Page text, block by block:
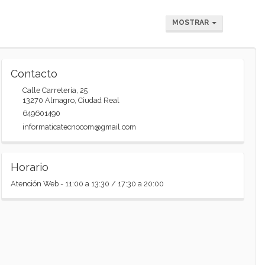
MOSTRAR
Contacto
Calle Carretería, 25
13270 Almagro, Ciudad Real
649601490
informaticatecnocom@gmail.com
Horario
Atención Web - 11:00 a 13:30 / 17:30 a 20:00